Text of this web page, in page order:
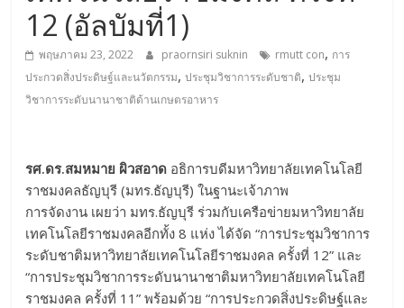
12 (อัลบัมที่1)
พฤษภาคม 23, 2022 praornsiri suknin rmutt con, การ
ประกวดสิ่งประดิษฐ์และนวัตกรรม,ประชุมวิชาการระดับชาติ,ประชุม
วิชาการระดับนานาชาติด้านเกษตรอาหาร
รศ.ดร.สมหมาย ผิวสอาด อธิการบดีมหาวิทยาลัยเทคโนโลยี
ราชมงคลธัญบุรี (มทร.ธัญบุรี) ในฐานะเจ้าภาพ
การจัดงาน เผยว่า มทร.ธัญบุรี ร่วมกับเครือข่ายมหาวิทยาลัย
เทคโนโลยีราชมงคลอีกทั้ง 8 แห่ง ได้จัด “การประชุมวิชาการ
ระดับชาติมหาวิทยาลัยเทคโนโลยีราชมงคล ครั้งที่ 12” และ
“การประชุมวิชาการระดับนานาชาติมหาวิทยาลัยเทคโนโลยี
ราชมงคล ครั้งที่ 11” พร้อมด้วย “การประกวดสิ่งประดิษฐ์และ